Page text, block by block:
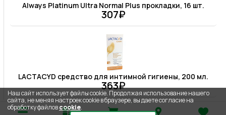
Always Platinum Ultra Normal Plus прокладки, 16 шт.
307₽
LACTACYD средство для интимной гигиены, 200 мл.
363₽
Наш сайт использует файлы cookie. Продолжая использование нашего
сайта, не меняя настроек cookie в браузере, вы даете согласие на
обработку файловcookie.